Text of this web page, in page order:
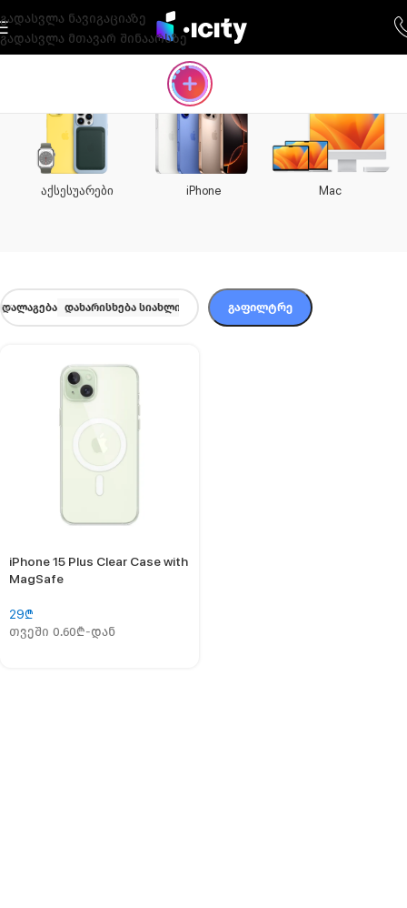
გადასვლა ნავიგაციაზე
გადასვლა მთავარ შინაარსზე
აქსესუარები iPhone Mac
ᲓᲐᲚᲐᲒᲔᲑᲐ დახარისხება სიახლით ᲒᲐᲤᲘᲚᲢᲠᲔ
iPhone 15 Plus Clear Case with
MagSafe
29₾
თვეში 0.60₾-დან